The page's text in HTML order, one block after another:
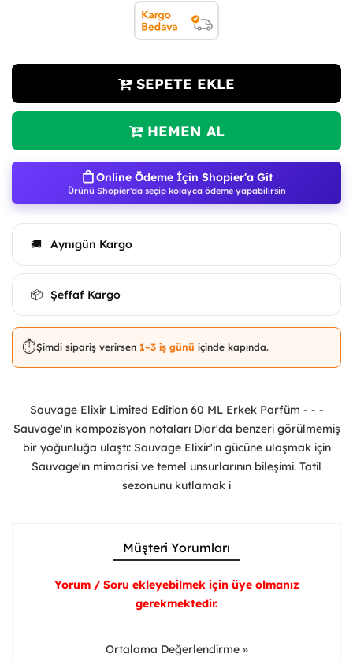
SEPETE EKLE
HEMEN AL
Online Ödeme İçin Shopier'a Git
Ürünü Shopier'da seçip kolayca ödeme yapabilirsin
🚚 Aynıgün Kargo
📦 Şeffaf Kargo
⏱️Şimdi sipariş verirsen 1–3 iş günü içinde kapında.
Sauvage Elixir Limited Edition 60 ML Erkek Parfüm - - -
Sauvage'ın kompozisyon notaları Dior'da benzeri görülmemiş
bir yoğunluğa ulaştı: Sauvage Elixir'in gücüne ulaşmak için
Sauvage'ın mimarisi ve temel unsurlarının bileşimi. Tatil
sezonunu kutlamak i
Müşteri Yorumları
Yorum / Soru ekleyebilmek için üye olmanız
gerekmektedir.
Ortalama Değerlendirme »